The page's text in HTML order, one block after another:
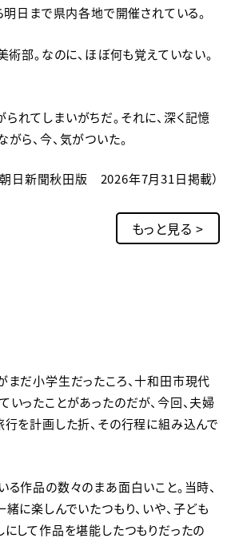
明日まで県内各地で開催されている。
部。なのに、ほぼ何も覚えていない。
れてしまいがちだ。それに、深く記憶
ら、今、気がついた。
朝日新聞秋田版 2026年7月31日掲載）
もっと見る >
まだ小学生だったころ、十和田市現代
いったことがあったのだが、今回、夫婦
を計画した折、その行程に組み込んで
作品の数々のまあ面白いこと。当時、
に楽しんでいたつもり、いや、子ども
にして作品を堪能したつもりだったの